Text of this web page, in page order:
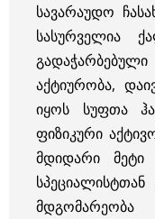
სავარაუდო
სასურველია
აქტიურობა,
იყოს სუფთა
ფიზიკური
მდიდარი
მდგომარეობა